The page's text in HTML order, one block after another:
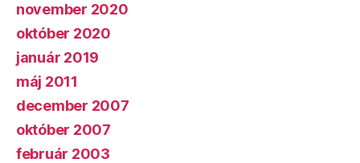
november 2020
október 2020
január 2019
máj 2011
december 2007
október 2007
február 2003